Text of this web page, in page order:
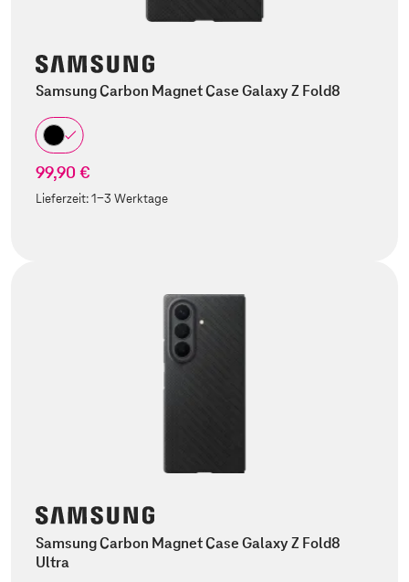
Samsung Carbon Magnet Case Galaxy Z Fold8
99,90 €
Lieferzeit:1-3 Werktage
Samsung Carbon Magnet Case Galaxy Z Fold8
Ultra